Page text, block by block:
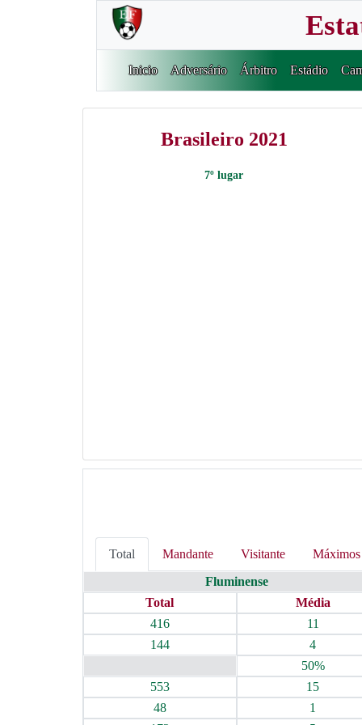
Inicio Adversário Árbitro Estádio
Brasileiro 2021
7º lugar
Total Mandante Visitante
Máximos
Fluminense
Total
Média
416
11
144
4
50%
553
15
48
1